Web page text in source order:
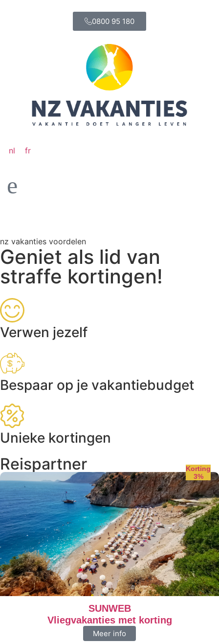
0800 95 180
nl fr
nz vakanties voordelen
Geniet als lid van
straffe kortingen!
Verwen jezelf
Bespaar op je vakantiebudget
Unieke kortingen
Reispartner
Korting
3%
SUNWEB
Vliegvakanties met korting
Meer info